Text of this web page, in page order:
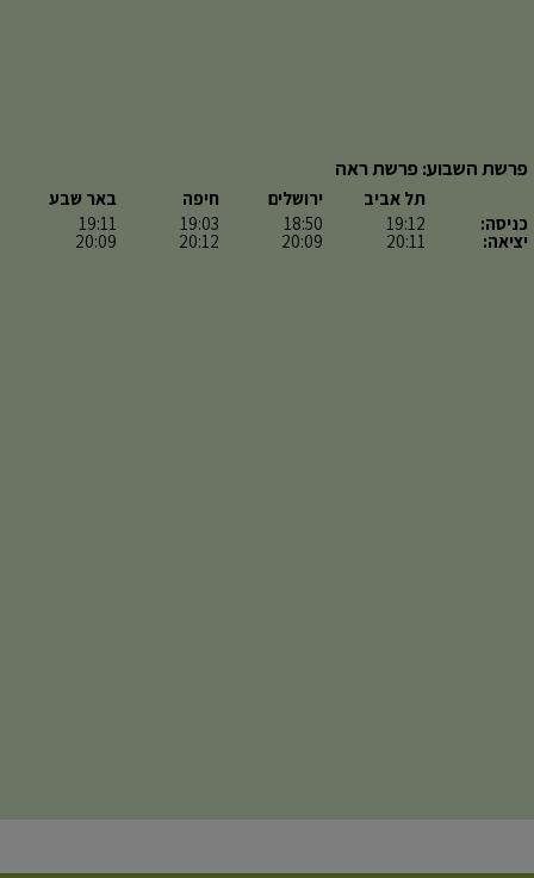
פרשת השבוע: פרשת ראה
כניסה:
יציאה:
תל אביב
19:12
20:11
ירושלים
18:50
20:09
חיפה
19:03
20:12
באר שבע
19:11
20:09